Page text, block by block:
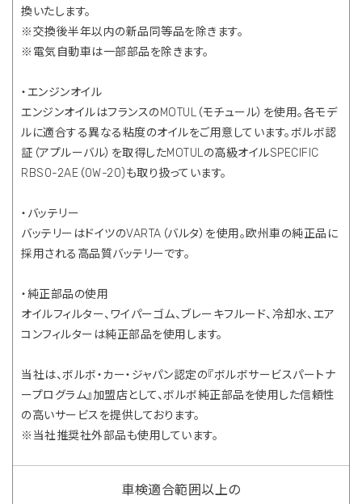
換いたします。
※交換後半年以内の新品同等品を除きます。
※電気自動車は一部部品を除きます。
・エンジンオイル
エンジンオイルはフランスのMOTUL（モチュール）を使用。各モデ
ルに適合する異なる粘度のオイルをご用意しています。ボルボ認
証（アプルーバル）を取得したMOTULの高級オイルSPECIFIC
RBS0-2AE（0W-20)も取り扱っています。
・バッテリー
バッテリーはドイツのVARTA（バルタ）を使用。欧州車の純正品に
採用される高品質バッテリーです。
・純正部品の使用
オイルフィルター、ワイパーゴム、ブレーキフルード、冷却水、エア
コンフィルターは純正部品を使用します。
当社は、ボルボ・カー・ジャパン認定の『ボルボサービスパートナ
ープログラム』加盟店として、ボルボ純正部品を使用した信頼性
の高いサービスを提供しております。
※当社推奨社外部品も使用しています。
車検適合範囲以上の